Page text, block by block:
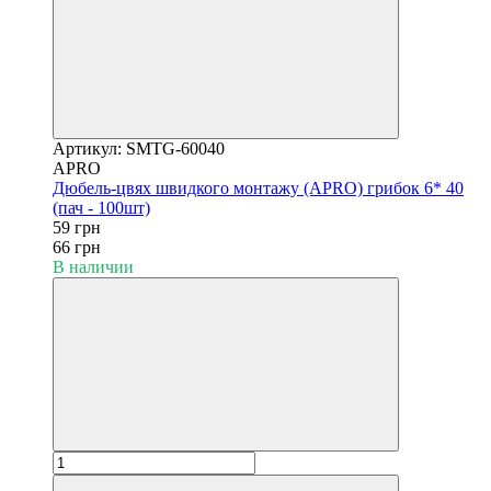
Артикул: SMTG-60040
APRO
Дюбель-цвях швидкого монтажу (APRO) грибок 6* 40
(пач - 100шт)
59 грн
66 грн
В наличии